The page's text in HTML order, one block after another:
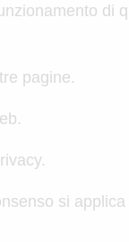
di
pagine.
si